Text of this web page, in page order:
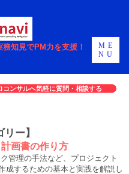
知見でPM力を支援！
ME
NU
コンサルへ気軽に質問・相談する
リー】
画書の作り方
管理の手法など、プロジェクト
成するための基本と実践を解説し